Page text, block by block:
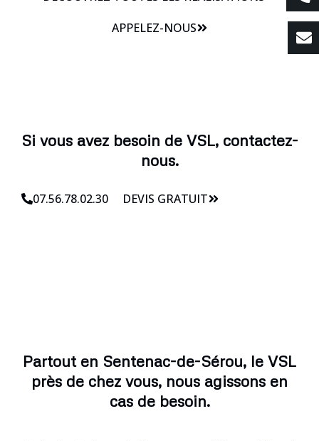
APPELEZ-NOUS
Si vous avez besoin de VSL, contactez-
nous.
07.56.78.02.30 DEVIS GRATUIT
Partout en Sentenac-de-Sérou, le VSL
près de chez vous, nous agissons en
cas de besoin.